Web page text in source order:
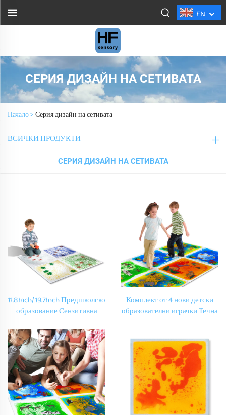
EN
СЕРИЯ ДИЗАЙН НА СЕТИВАТА
Начало >Серия дизайн на сетивата
ВСИЧКИ ПРОДУКТИ
СЕРИЯ ДИЗАЙН НА СЕТИВАТА
11.8Inch/19.7Inch Предшколско
образование Сензитивна
Сензорно оборудване Игрови
играчки за автистични деца
Комплект от 4 нови детски
образователни играчки Течна
детски текучи подове